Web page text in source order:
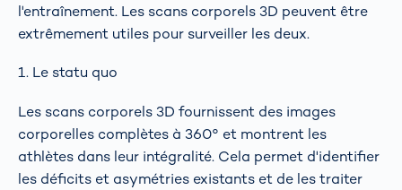
l'entraînement. Les scans corporels 3D peuvent être
extrêmement utiles pour surveiller les deux.
1. Le statu quo
Les scans corporels 3D fournissent des images
corporelles complètes à 360° et montrent les
athlètes dans leur intégralité. Cela permet d'identifier
les déficits et asymétries existants et de les traiter